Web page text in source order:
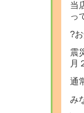
当
っ
?
震
月
通
み